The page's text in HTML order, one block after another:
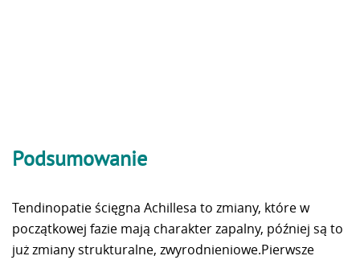
Podsumowanie
Tendinopatie ścięgna Achillesa to zmiany, które w
początkowej fazie mają charakter zapalny, później są to
już zmiany strukturalne, zwyrodnieniowe.Pierwsze